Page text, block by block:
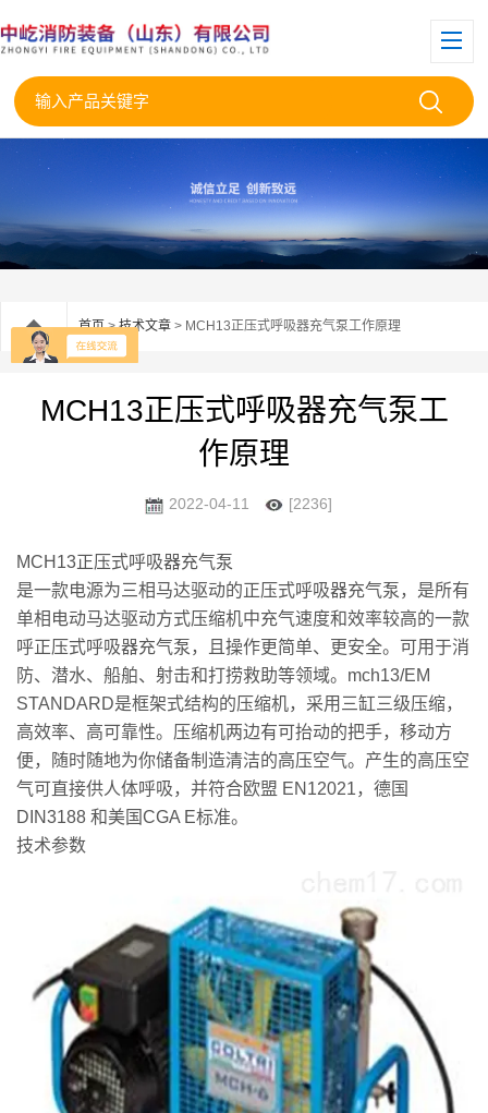
首页>技术文章 > MCH13正压式呼吸器充气泵工作原理
MCH13正压式呼吸器充气泵工
作原理
2022-04-11 [2236]
MCH13正压式呼吸器充气泵
是一款电源为三相马达驱动的正压式呼吸器充气泵，是所有
单相电动马达驱动方式压缩机中充气速度和效率较高的一款
呼正压式呼吸器充气泵，且操作更简单、更安全。可用于消
防、潜水、船舶、射击和打捞救助等领域。mch13/EM
STANDARD是框架式结构的压缩机，采用三缸三级压缩，
高效率、高可靠性。压缩机两边有可抬动的把手，移动方
便，随时随地为你储备制造清洁的高压空气。产生的高压空
气可直接供人体呼吸，并符合欧盟 EN12021，德国
DIN3188 和美国CGA E标准。
技术参数